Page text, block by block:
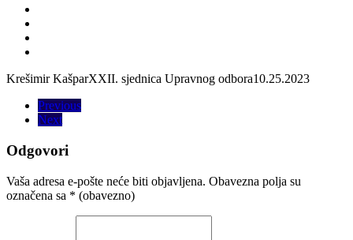
Krešimir KašparXXII. sjednica Upravnog odbora10.25.2023
Previous
Next
Odgovori
Vaša adresa e-pošte neće biti objavljena. Obavezna polja su
označena sa * (obavezno)